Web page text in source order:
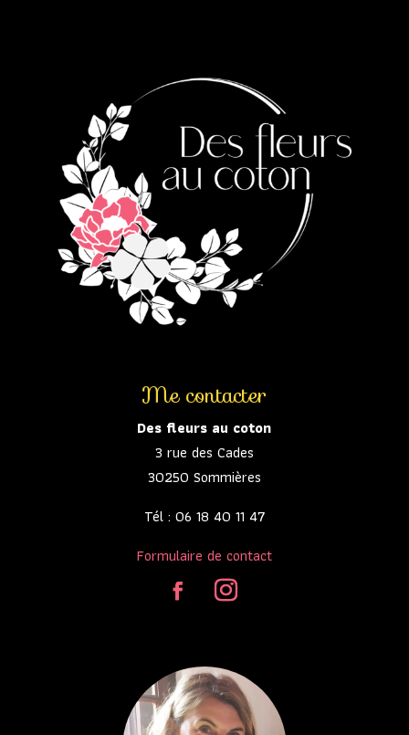
Me contacter
Des fleurs au coton
3 rue des Cades
30250 Sommières
Tél : 06 18 40 11 47
Formulaire de contact